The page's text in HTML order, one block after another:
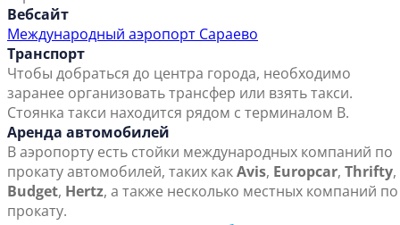
Вебсайт
Международный аэропорт Сараево
Транспорт
Чтобы добраться до центра города, необходимо
заранее организовать трансфер или взять такси.
Стоянка такси находится рядом с терминалом B.
Аренда автомобилей
В аэропорту есть стойки международных компаний по
прокату автомобилей, таких какAvis, Europcar, Thrifty,
Budget, Hertz, а также несколько местных компаний по
прокату.